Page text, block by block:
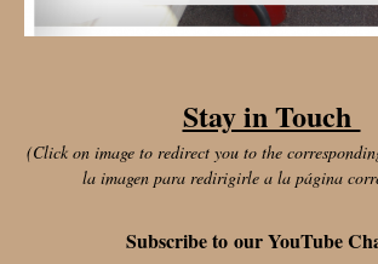
Stay in Touch
(Click on image to redirect you to the
la imagen para redirigirle a la página
Subscribe to our YouTube